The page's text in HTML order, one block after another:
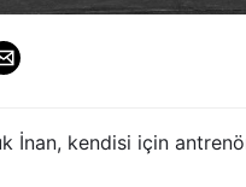
İnan, kendisi için